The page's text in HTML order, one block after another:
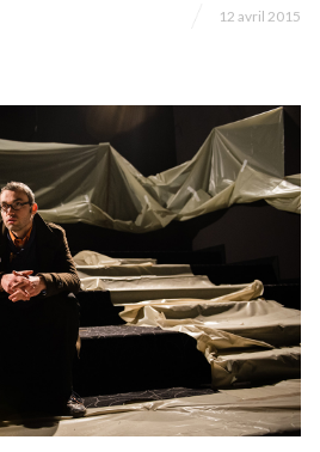
12 avril 2015